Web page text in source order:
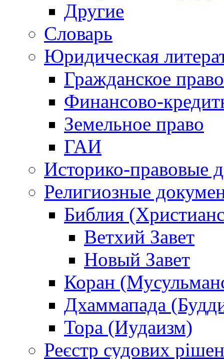
Другие
Словарь
Юридическая
Гражданское право
Финансово-
Земельное право
ГАИ
Историко-правовые
Религиозные
Библия
Ветхий Завет
Новый Завет
Коран
Дхаммапада
Тора (Иудаизм)
Реєстр судових